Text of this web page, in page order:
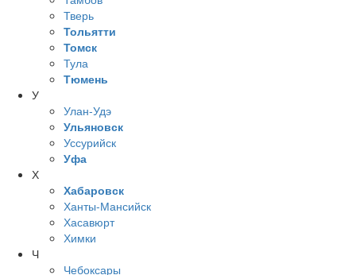
Тверь
Тольятти
Томск
Тула
Тюмень
У
Улан-Удэ
Ульяновск
Уссурийск
Уфа
Х
Хабаровск
Ханты-Мансийск
Хасавюрт
Химки
Ч
Чебоксары